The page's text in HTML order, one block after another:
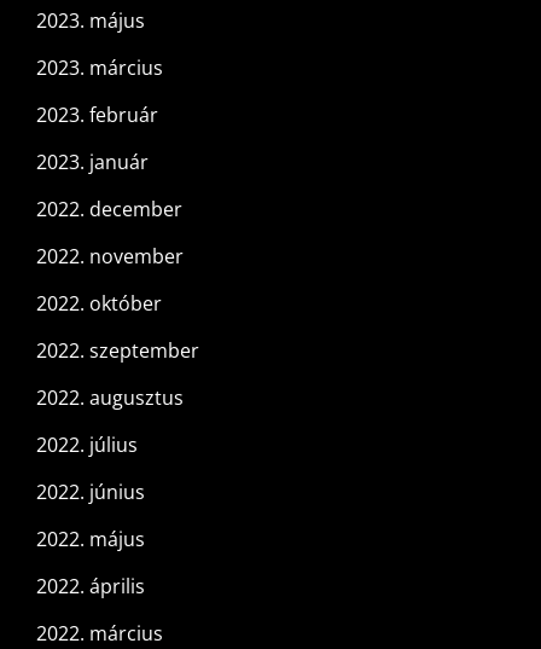
2023. május
2023. március
2023. február
2023. január
2022. december
2022. november
2022. október
2022. szeptember
2022. augusztus
2022. július
2022. június
2022. május
2022. április
2022. március